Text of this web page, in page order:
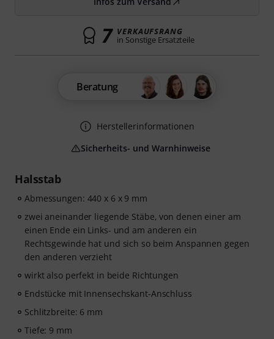
Halsstab
Abmessungen: 440 x 6 x 9 mm
zwei aneinander liegende Stäbe, von denen einer am
einen Ende ein Links- und am anderen ein
Rechtsgewinde hat und sich so beim Anspannen gegen
den anderen verzieht
wirkt also perfekt in beide Richtungen
Endstücke mit Innensechskant-Anschluss
Schlitzbreite: 6 mm
Tiefe: 9 mm
7 VERKAUFSRANG
in Sonstige Ersatzteile
Beratung
Herstellerinformationen
Sicherheits- und Warnhinweise